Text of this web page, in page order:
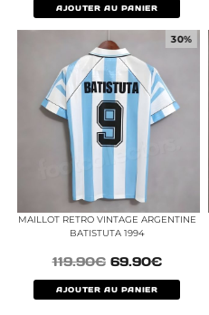
AJOUTER AU PANIER
30%
MAILLOT RETRO VINTAGE ARGENTINE
BATISTUTA 1994
119.90€ 69.90€
AJOUTER AU PANIER